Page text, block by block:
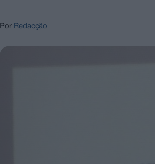
Por Redacção